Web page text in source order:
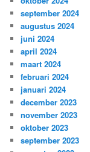
september 2024
augustus 2024
juni 2024
april 2024
maart 2024
februari 2024
januari 2024
december 2023
november 2023
oktober 2023
september 2023